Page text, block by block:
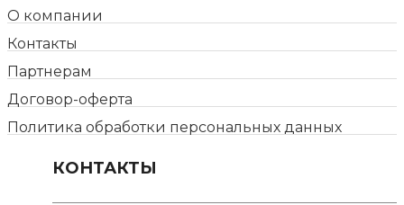
О компании
Контакты
Партнерам
Договор-оферта
Политика обработки персональных данных
КОНТАКТЫ